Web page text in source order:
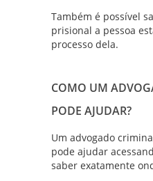
Também é possível
prisional a pessoa
processo dela.
COMO UM
PODE AJUDAR?
Um advogado
pode ajudar
saber exatamente